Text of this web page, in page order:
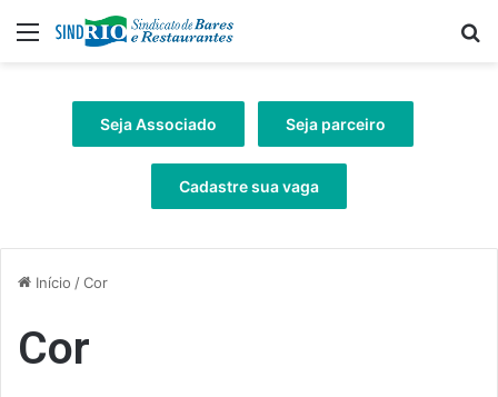
Menu
Seja Associado Seja parceiro
Cadastre sua vaga
Início /Cor
Cor